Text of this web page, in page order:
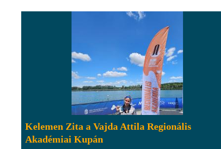
Kelemen Zita a Vajda Attila Regionális
Akadémiai Kupán